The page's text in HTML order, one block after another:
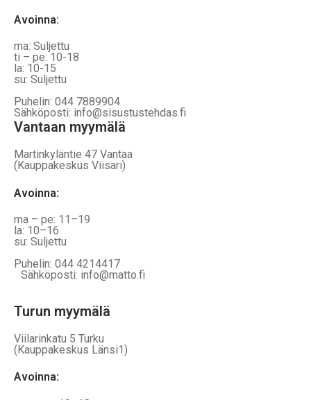
Avoinna:
ma: Suljettu
ti – pe: 10-18
la: 10-15
su: Suljettu
Puhelin: 044 7889904
Sähköposti: info@sisustustehdas.fi
Vantaan myymälä
Martinkyläntie 47 Vantaa
(Kauppakeskus Viisari)
Avoinna:
ma – pe: 11–19
la: 10–16
su: Suljettu
Puhelin: 044 4214417
Sähköposti: info@matto.fi
Turun myymälä
Viilarinkatu 5 Turku
(Kauppakeskus Länsi1)
Avoinna: